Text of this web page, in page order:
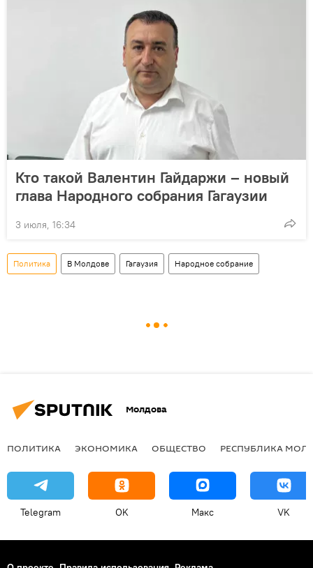
Кто такой Валентин Гайдаржи – новый
глава Народного собрания Гагаузии
3 июля, 16:34
Политика В Молдове Гагаузия Народное собрание
Молдова
ПОЛИТИКА ЭКОНОМИКА ОБЩЕСТВО РЕСПУБЛИКА
Telegram OK Макс VK